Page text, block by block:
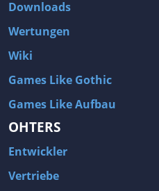
Downloads
Wertungen
Wiki
Games Like Gothic
Games Like Aufbau
OHTERS
Entwickler
Vertriebe